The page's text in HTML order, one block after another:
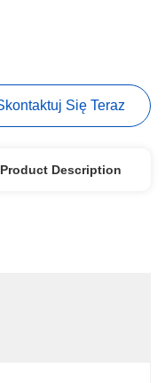
Się Teraz
Product Description